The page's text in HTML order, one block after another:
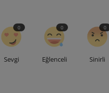
Sevgi
0
Eğlenceli
0
Sinirli
0